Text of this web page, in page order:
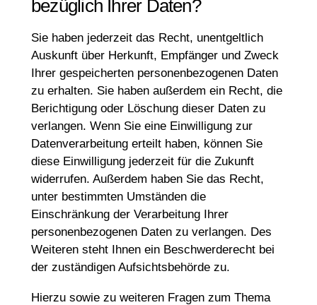
bezüglich Ihrer Daten?
Sie haben jederzeit das Recht, unentgeltlich
Auskunft über Herkunft, Empfänger und Zweck
Ihrer gespeicherten personenbezogenen Daten
zu erhalten. Sie haben außerdem ein Recht, die
Berichtigung oder Löschung dieser Daten zu
verlangen. Wenn Sie eine Einwilligung zur
Datenverarbeitung erteilt haben, können Sie
diese Einwilligung jederzeit für die Zukunft
widerrufen. Außerdem haben Sie das Recht,
unter bestimmten Umständen die
Einschränkung der Verarbeitung Ihrer
personenbezogenen Daten zu verlangen. Des
Weiteren steht Ihnen ein Beschwerderecht bei
der zuständigen Aufsichtsbehörde zu.
Hierzu sowie zu weiteren Fragen zum Thema